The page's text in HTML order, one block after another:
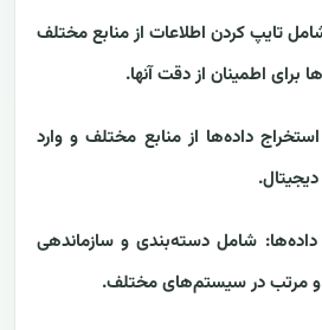
تایپ کردن اطلاعات از منابع مختلف
اطمینان از دقت آنها.
داده‌ها از منابع مختلف و وارد
شامل دسته‌بندی و سازماندهی
مرتب در سیستم‌های مختلف.